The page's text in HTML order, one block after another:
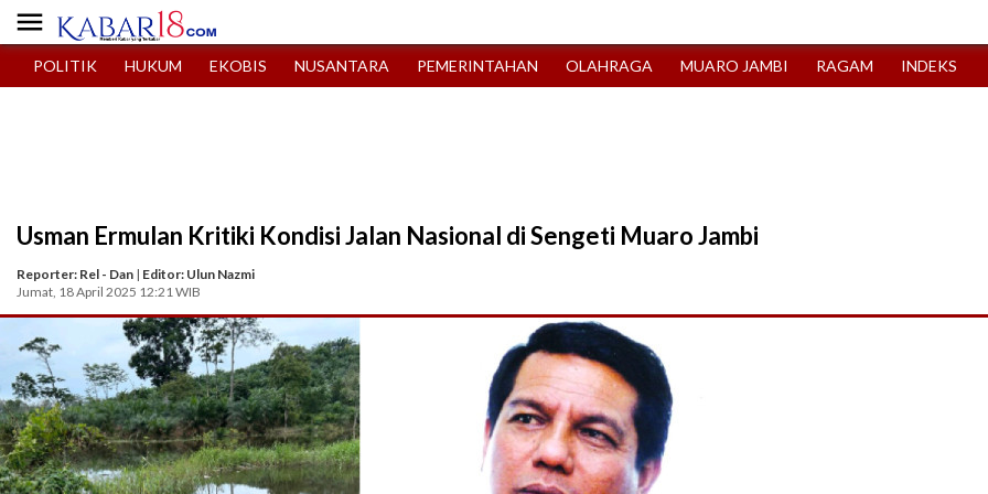

POLITIK HUKUM EKOBIS NUSANTARA PEMERINTAHAN OLAHRAGA MUARO JAMBI RAGAM INDEKS
Usman Ermulan Kritiki Kondisi Jalan Nasional di Sengeti Muaro Jambi
Reporter: Rel - Dan | Editor: Ulun Nazmi
Jumat, 18 April 2025 12:21 WIB